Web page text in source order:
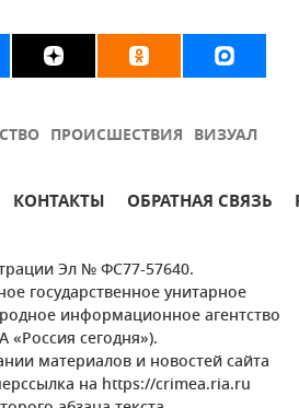
ПРОИСШЕСТВИЯ ВИЗУАЛ
КОНТАКТЫ ОБРАТНАЯ СВЯЗЬ
Эл № ФС77-57640.
государственное унитарное
информационное агентство
«Россия сегодня»).
материалов и новостей сайта
на https://crimea.ria.ru